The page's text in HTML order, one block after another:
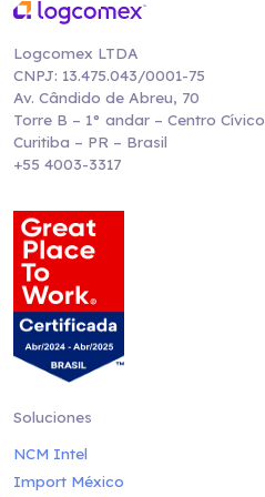
Logcomex LTDA
CNPJ: 13.475.043/0001-75
Av. Cândido de Abreu, 70
Torre B – 1° andar – Centro Cívico
Curitiba – PR – Brasil
+55 4003-3317
Soluciones
NCM Intel
Import México